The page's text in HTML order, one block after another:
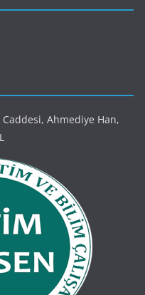
Ahmediye Han,